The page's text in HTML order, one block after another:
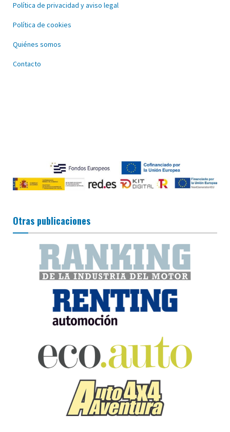
Política de privacidad y aviso legal
Política de cookies
Quiénes somos
Contacto
Otras publicaciones